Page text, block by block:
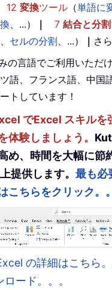
12 変換ツール （単語に
、...） ｜ 7 結合と分割
セルの分割 、...） ｜ さ
の言語でご利用いただ
語、フランス語、中国
トしています！
でExcel スキルを
体験しましょう。
め、時間を大幅に節
提供します。 最も必
こちらをクリック。
の詳細はこちら。
ード。。。